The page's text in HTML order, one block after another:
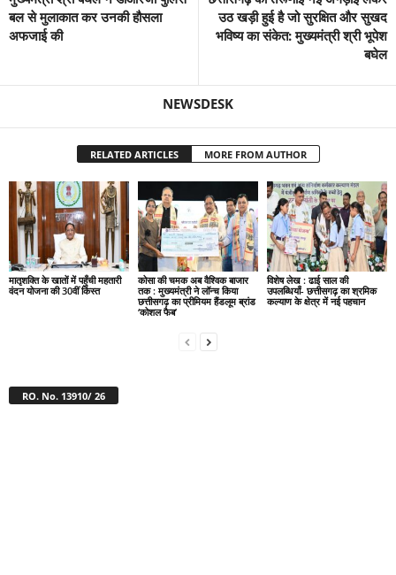
बल से मुलाकात कर उनकी हौसला
अफजाई की
उठ खड़ी हुई है जो सुरक्षित और सुखद
भविष्य का संकेत: मुख्यमंत्री श्री भूपेश
बघेल
NEWSDESK
RELATED ARTICLES MORE FROM AUTHOR
मातृशक्ति के खातों में पहुँची महतारी
वंदन योजना की 30वीं किस्त
कोसा की चमक अब वैश्विक बाजार
तक : मुख्यमंत्री ने लॉन्च किया
छत्तीसगढ़ का प्रीमियम हैंडलूम ब्रांड
‘कोशल फैब’
विशेष लेख : ढाई साल की
उपलब्धियाँ- छत्तीसगढ़ का श्रमिक
कल्याण के क्षेत्र में नई पहचान
RO. No. 13910/ 26